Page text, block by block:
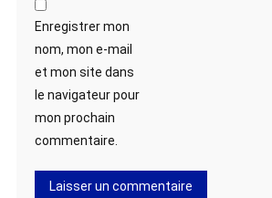
Enregistrer mon
nom, mon e-mail
et mon site dans
le navigateur pour
mon prochain
commentaire.